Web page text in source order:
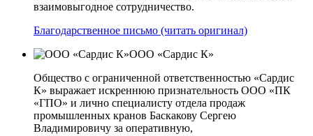
взаимовыгодное сотрудничество.
Благодарственное письмо (читать оригинал)
ООО «Сардис К»
Общество с ограниченной ответственностью «Сардис
К» выражает искреннюю признательность ООО «ПК
«ГПО» и лично специалисту отдела продаж
промышленных кранов Баскакову Сергею
Владимировичу за оперативную,